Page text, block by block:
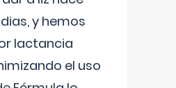
y hemos
lactancia
el uso